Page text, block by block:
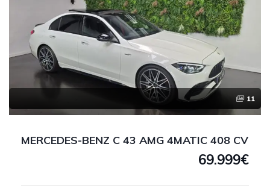
11
MERCEDES-BENZ C 43 AMG 4MATIC 408 CV
69.999€